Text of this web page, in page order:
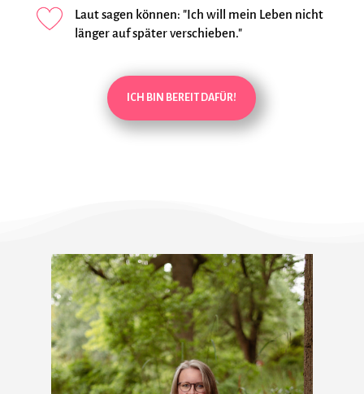
Laut sagen können: "Ich will mein Leben nicht
länger auf später verschieben."
ICH BIN BEREIT DAFÜR!